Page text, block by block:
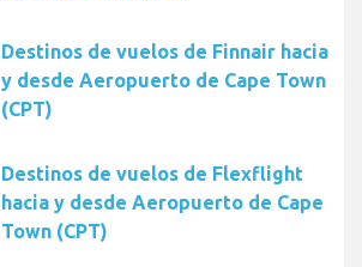
Destinos de vuelos de Finnair hacia
y desde Aeropuerto de Cape Town
(CPT)
Destinos de vuelos de Flexflight
hacia y desde Aeropuerto de Cape
Town (CPT)